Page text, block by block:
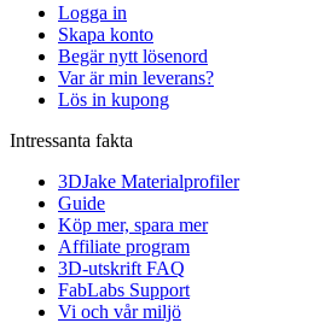
Logga in
Skapa konto
Begär nytt lösenord
Var är min leverans?
Lös in kupong
Intressanta fakta
3DJake Materialprofiler
Guide
Köp mer, spara mer
Affiliate program
3D-utskrift FAQ
FabLabs Support
Vi och vår miljö